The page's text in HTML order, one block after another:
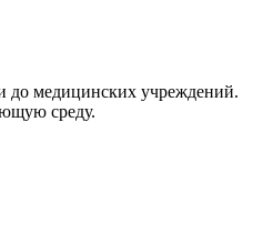
до медицинских учреждений.
среду.